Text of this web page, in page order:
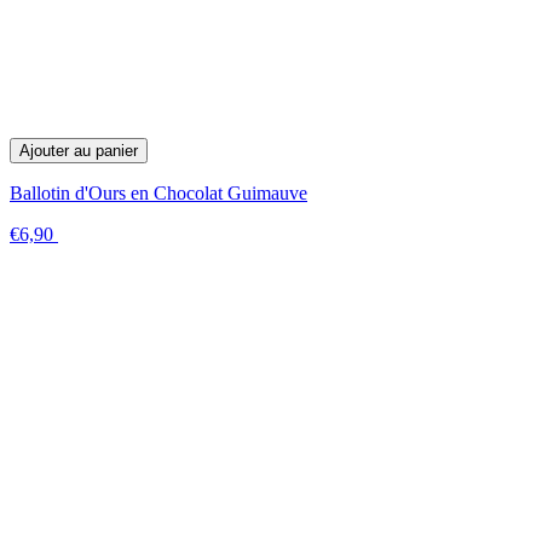
Ajouter au panier
Ballotin d'Ours en Chocolat Guimauve
€6,90